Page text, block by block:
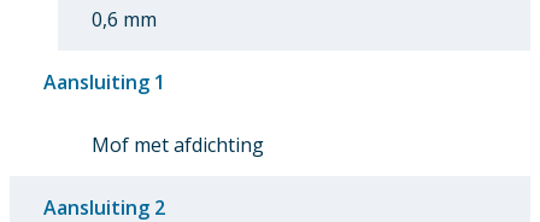
0,6 mm
Aansluiting 1
Mof met afdichting
Aansluiting 2